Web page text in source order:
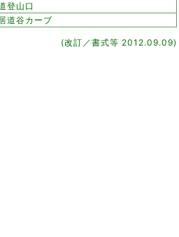
登山口
道谷カーブ
(改訂／書式等 2012.09.09)